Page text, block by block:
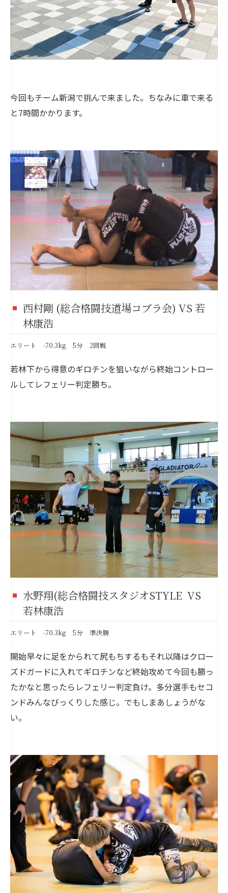
今回もチーム新潟で挑んで来ました。ちなみに車で来る
と7時間かかります。
西村剛 (総合格闘技道場コブラ会) VS 若
林康浩
エリート -70.3kg 5分 2回戦
若林下から得意のギロチンを狙いながら終始コントロー
ルしてレフェリー判定勝ち。
水野翔(総合格闘技スタジオSTYLE VS
若林康浩
エリート -70.3kg 5分 準決勝
開始早々に足をかられて尻もちするもそれ以降はクロー
ズドガードに入れてギロチンなど終始攻めて今回も勝っ
たかなと思ったらレフェリー判定負け。多分選手もセコ
ンドみんなびっくりした感じ。でもしまあしょうがな
い。